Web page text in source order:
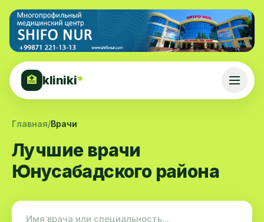
🏥 kliniki*
Главная/Врачи
Лучшие врачи
Юнусабадского района